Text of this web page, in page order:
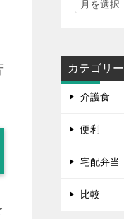
カテゴリー
介護食
便利
宅配弁当
比較